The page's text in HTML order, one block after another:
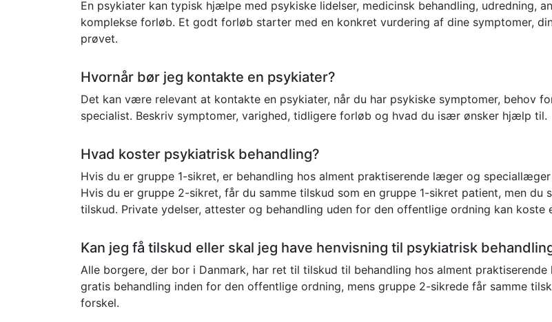
En psykiater kan typisk hjælpe med psykiske lidelser, medicinsk behandling, udredning,
komplekse forløb. Et godt forløb starter med en konkret vurdering af dine symptomer,
prøvet.
Hvornår bør jeg kontakte en psykiater?
Det kan være relevant at kontakte en psykiater, når du har psykiske symptomer, behov
specialist. Beskriv symptomer, varighed, tidligere forløb og hvad du især ønsker hjælp til.
Hvad koster psykiatrisk behandling?
Hvis du er gruppe 1-sikret, er behandling hos alment praktiserende læger og
Hvis du er gruppe 2-sikret, får du samme tilskud som en gruppe 1-sikret patient, men du
tilskud. Private ydelser, attester og behandling uden for den offentlige ordning kan koste
Kan jeg få tilskud eller skal jeg have henvisning til psykiatrisk
Alle borgere, der bor i Danmark, har ret til tilskud til behandling hos alment
gratis behandling inden for den offentlige ordning, mens gruppe 2-sikrede får samme
forskel.